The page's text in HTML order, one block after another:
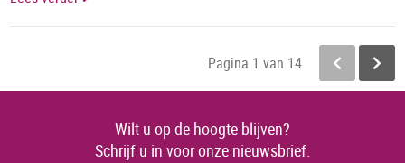
Pagina 1 van 14
Wilt u op de hoogte blijven?
Schrijf u in voor onze nieuwsbrief.